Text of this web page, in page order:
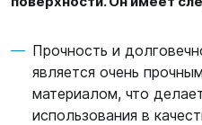
Прочность и
является очень
материалом, что
использования в